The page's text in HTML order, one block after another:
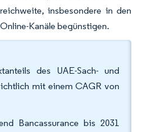
insbesondere in den
Kanäle begünstigen.
des UAE-Sach- und
mit einem CAGR von
Bancassurance bis 2031